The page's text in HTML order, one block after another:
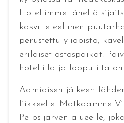
Hotellimme lähellä
kasvitieteellinen
perustettu yliopisto,
erilaiset ostospaikat.
hotellilla ja loppu ilta
Aamiaisen jälkeen
liikkeelle. Matkaamme
Peipsijärven alueelle,